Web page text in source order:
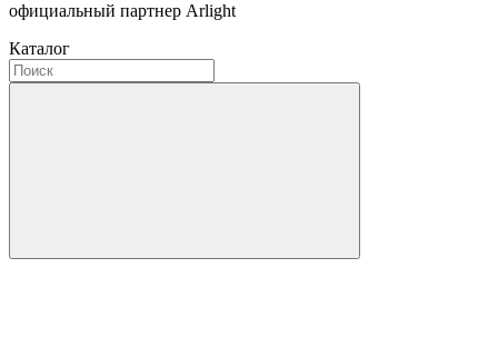
официальный партнер Arlight
Каталог